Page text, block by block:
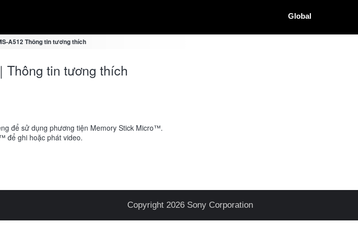
Global
A512 Thông tin tương thích
Thông tin tương thích
để sử dụng phương tiện Memory Stick Micro™.
để ghi hoặc phát video.
Copyright 2026 Sony Corporation